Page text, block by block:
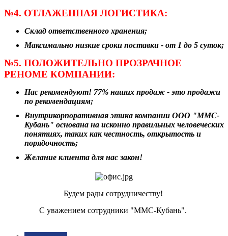
№4. ОТЛАЖЕННАЯ ЛОГИСТИКА:
Склад ответственного хранения;
Максимально низкие сроки поставки - от 1 до 5 суток;
№5. ПОЛОЖИТЕЛЬНО ПРОЗРАЧНОЕ
РЕНОМЕ КОМПАНИИ:
Нас рекомендуют! 77% наших продаж - это продажи
по рекомендациям;
Внутрикорпоративная этика компании ООО "ММС-
Кубань" основана на исконно правильных человеческих
понятиях, таких как честность, открытость и
порядочность;
Желание клиента для нас закон!
Будем рады сотрудничеству!
С уважением сотрудники "ММС-Кубань".